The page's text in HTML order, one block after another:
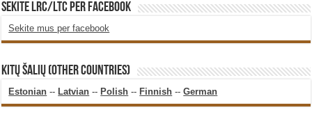
SEKITE LRC/LTC PER FACEBOOK
Sekite mus per facebook
KITŲ ŠALIŲ (OTHER COUNTRIES)
Estonian -- Latvian -- Polish -- Finnish --German